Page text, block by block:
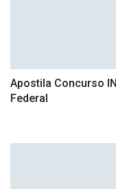
Apostila Concurso
Federal